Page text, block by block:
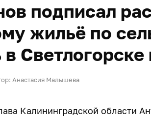
подписал
жильё по
в
Анастасия Малышева
Калининградской области